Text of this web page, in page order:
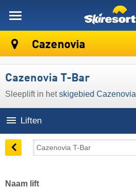
Cazenovia
Cazenovia T-Bar
Sleeplift in hetskigebied Cazenovia
Liften
Naam lift